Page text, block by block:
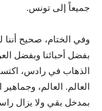
جميعاً إلى تونس.
وفي الختام، صحيح أننا
بفضل أحبائنا وبفضل
الذهاب في رادس،
العالم. العالم،
بمدخل بقي ولا يزال